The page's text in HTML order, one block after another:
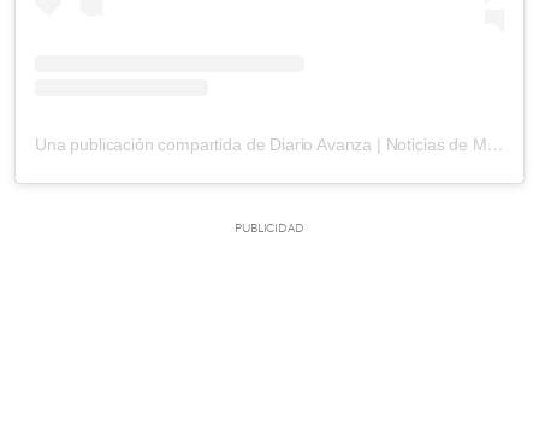
Una publicación compartida de Diario Avanza | Noticias de Marchena y provincia (@diarioavanza)